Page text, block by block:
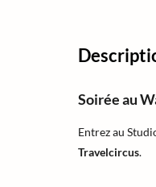
Soirée au
Entrez au
Travelcircus.